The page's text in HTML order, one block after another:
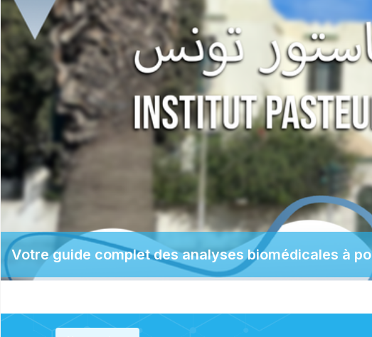
Votre guide complet des analyses biomédicales à